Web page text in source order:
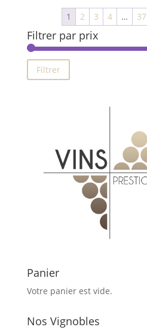
414.00€
à
484.00€
1 2 3 4 … 37
Filtrer par prix
Filtrer
Panier
Votre panier est vide.
Nos Vignobles